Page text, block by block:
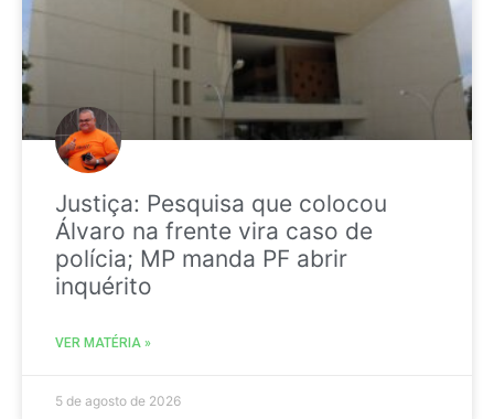
Justiça: Pesquisa que colocou
Álvaro na frente vira caso de
polícia; MP manda PF abrir
inquérito
VER MATÉRIA »
5 de agosto de 2026